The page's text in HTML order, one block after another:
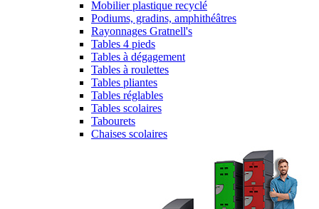
Mobilier plastique recyclé
Podiums, gradins, amphithéâtres
Rayonnages Gratnell's
Tables 4 pieds
Tables à dégagement
Tables à roulettes
Tables pliantes
Tables réglables
Tables scolaires
Tabourets
Chaises scolaires